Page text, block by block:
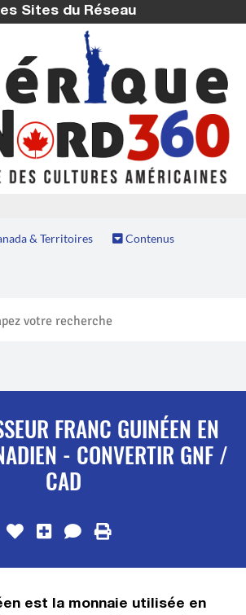
Sites du Réseau
& Territoires Contenus
FRANC GUINÉEN EN
- CONVERTIR GNF /
CAD
est la monnaie utilisée en